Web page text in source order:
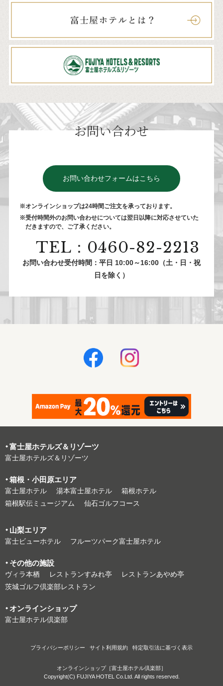
お問い合わせ
お問い合わせフォームはこちら
※オンラインショップは24時間ご注⽂を承っております。
※受付時間外のお問い合わせについては翌⽇以降に対応させていた
だきますので、ご了承ください。
TEL：0460-82-2213
お問い合わせ受付時間：平日 10:00～16:00（土・日・祝
日を除く）
富⼠屋ホテルズ＆リゾーツ
富⼠屋ホテルズ＆リゾーツ
箱根・⼩⽥原エリア
富⼠屋ホテル 湯本富⼠屋ホテル
箱根ホテル
箱根駅伝ミュージアム
仙石ゴルフコース
⼭梨エリア
富⼠ビューホテル フルーツパーク富⼠屋ホテル
その他の施設
ヴィラ本栖 レストランすみれ亭
レストランあやめ亭
茨城ゴルフ倶楽部レストラン
オンラインショップ
富⼠屋ホテル倶楽部
プライバシーポリシー サイト利⽤規約 特定取引法に基づく表⽰
オンラインショップ［富士屋ホテル倶楽部］
Copyright(C) FUJIYA HOTEL Co.Ltd. All rights reserved.